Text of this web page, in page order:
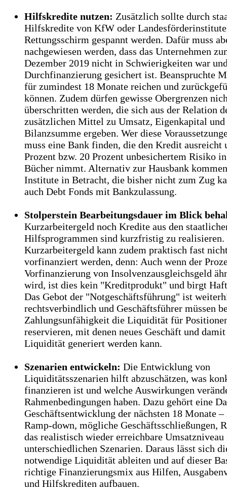
Hilfskredite nutzen: Zusätzlich sollte durch
Hilfskredite von KfW oder
Rettungsschirm gespannt werden. Dafür muss
nachgewiesen werden, dass das Unternehmen
Dezember 2019 nicht in Schwierigkeiten war
Durchfinanzierung gesichert ist. Beanspruchte
für zumindest 18 Monate reichen und
können. Zudem dürfen gewisse Obergrenzen
überschritten werden, die sich aus der Relation
zusätzlichen Mittel zu Umsatz, Eigenkapital und
Bilanzsumme ergeben. Wer diese
muss eine Bank finden, die den Kredit ausreicht
Prozent bzw. 20 Prozent unbesichertem Risiko
Bücher nimmt. Alternativ zur Hausbank
Institute in Betracht, die bisher nicht zum Zug
auch Debt Fonds mit Bankzulassung.
Stolperstein Bearbeitungsdauer im Blick
Kurzarbeitergeld noch Kredite aus den
Hilfsprogrammen sind kurzfristig zu realisieren.
Kurzarbeitergeld kann zudem praktisch fast
vorfinanziert werden, denn: Auch wenn der
Vorfinanzierung von Insolvenzausgleichsgeld
wird, ist dies kein "Kreditprodukt" und birgt
Das Gebot der "Notgeschäftsführung" ist
rechtsverbindlich und Geschäftsführer müssen
Zahlungsunfähigkeit die Liquidität für
reservieren, mit denen neues Geschäft und
Liquidität generiert werden kann.
Szenarien entwickeln: Die Entwicklung von
Liquiditätsszenarien hilft abzuschätzen, was
finanzieren ist und welche Auswirkungen
Rahmenbedingungen haben. Dazu gehört eine
Geschäftsentwicklung der nächsten 18 Monate
Ramp-down, mögliche Geschäftsschließungen,
das realistisch wieder erreichbare Umsatzniveau
unterschiedlichen Szenarien. Daraus lässt sich
notwendige Liquidität ableiten und auf dieser
richtige Finanzierungsmix aus Hilfen,
und Hilfskrediten aufbauen.